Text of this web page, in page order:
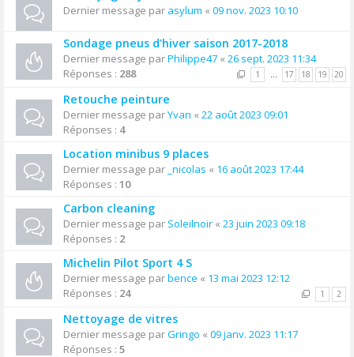
Dernier message par asylum « 09 nov. 2023 10:10
Sondage pneus d'hiver saison 2017-2018
Dernier message parPhilippe47 « 26 sept. 2023 11:34
Réponses : 288 1 … 17 18 19 20
Retouche peinture
Dernier message parYvan « 22 août 2023 09:01
Réponses : 4
Location minibus 9 places
Dernier message par _nicolas « 16 août 2023 17:44
Réponses : 10
Carbon cleaning
Dernier message par Soleilnoir « 23 juin 2023 09:18
Réponses : 2
Michelin Pilot Sport 4 S
Dernier message parbence « 13 mai 2023 12:12
Réponses : 24 1 2
Nettoyage de vitres
Dernier message parGringo « 09 janv. 2023 11:17
Réponses : 5